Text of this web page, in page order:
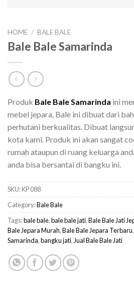
HOME / BALE BALE
Bale Bale Samarinda
Produk Bale Bale Samarinda ini
mebel jepara, Bale ini dibuat dari
perhutani berkualitas. Dibuat
kota kami. Produk ini akan sangat
rumah ataupun di ruang keluarga
anda bisa bersantai di bangku ini.
SKU:KP 088
Category:Bale Bale
Tags:bale bale,bale bale jati,Bale Bale Jati
Bale Jepara Murah,Bale Bale Jepara Terbaru,
Samarinda,bangku jati, Jual Bale Bale Jati